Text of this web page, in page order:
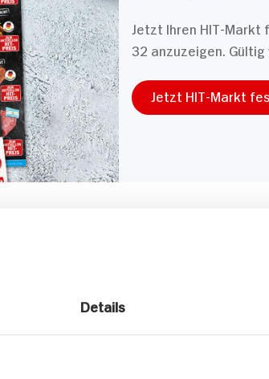
Details
Jetzt Ihren HIT-
32 anzuzeigen.
Jetzt HIT-Markt